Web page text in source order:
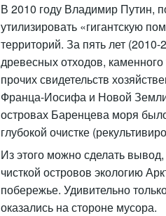
В 2010 году Владимир Путин,
утилизировать «гигантскую
территорий. За пять лет
древесных отходов,
прочих свидетельств
Франца-Иосифа и Новой
островах Баренцева моря
глубокой очистке
Из этого можно сделать
чисткой островов экологию
побережье. Удивительно
оказались на стороне мусора.